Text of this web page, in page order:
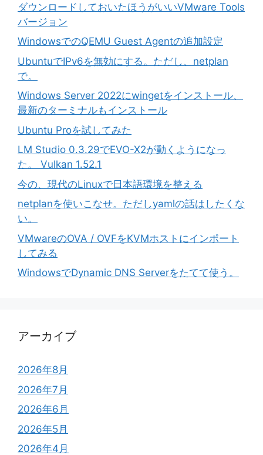
ダウンロードしておいたほうがいいVMware Tools
バージョン
WindowsでのQEMU Guest Agentの追加設定
UbuntuでIPv6を無効にする。ただし、netplan
で。
Windows Server 2022にwingetをインストール、
最新のターミナルもインストール
Ubuntu Proを試してみた
LM Studio 0.3.29でEVO-X2が動くようになっ
た。 Vulkan 1.52.1
今の、現代のLinuxで日本語環境を整える
netplanを使いこなせ。ただしyamlの話はしたくな
い。
VMwareのOVA / OVFをKVMホストにインポート
してみる
WindowsでDynamic DNS Serverをたてて使う。
アーカイブ
2026年8月
2026年7月
2026年6月
2026年5月
2026年4月